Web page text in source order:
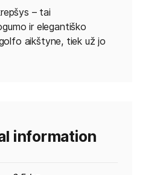
– tai
ir elegantiško
aikštyne, tiek už jo
information